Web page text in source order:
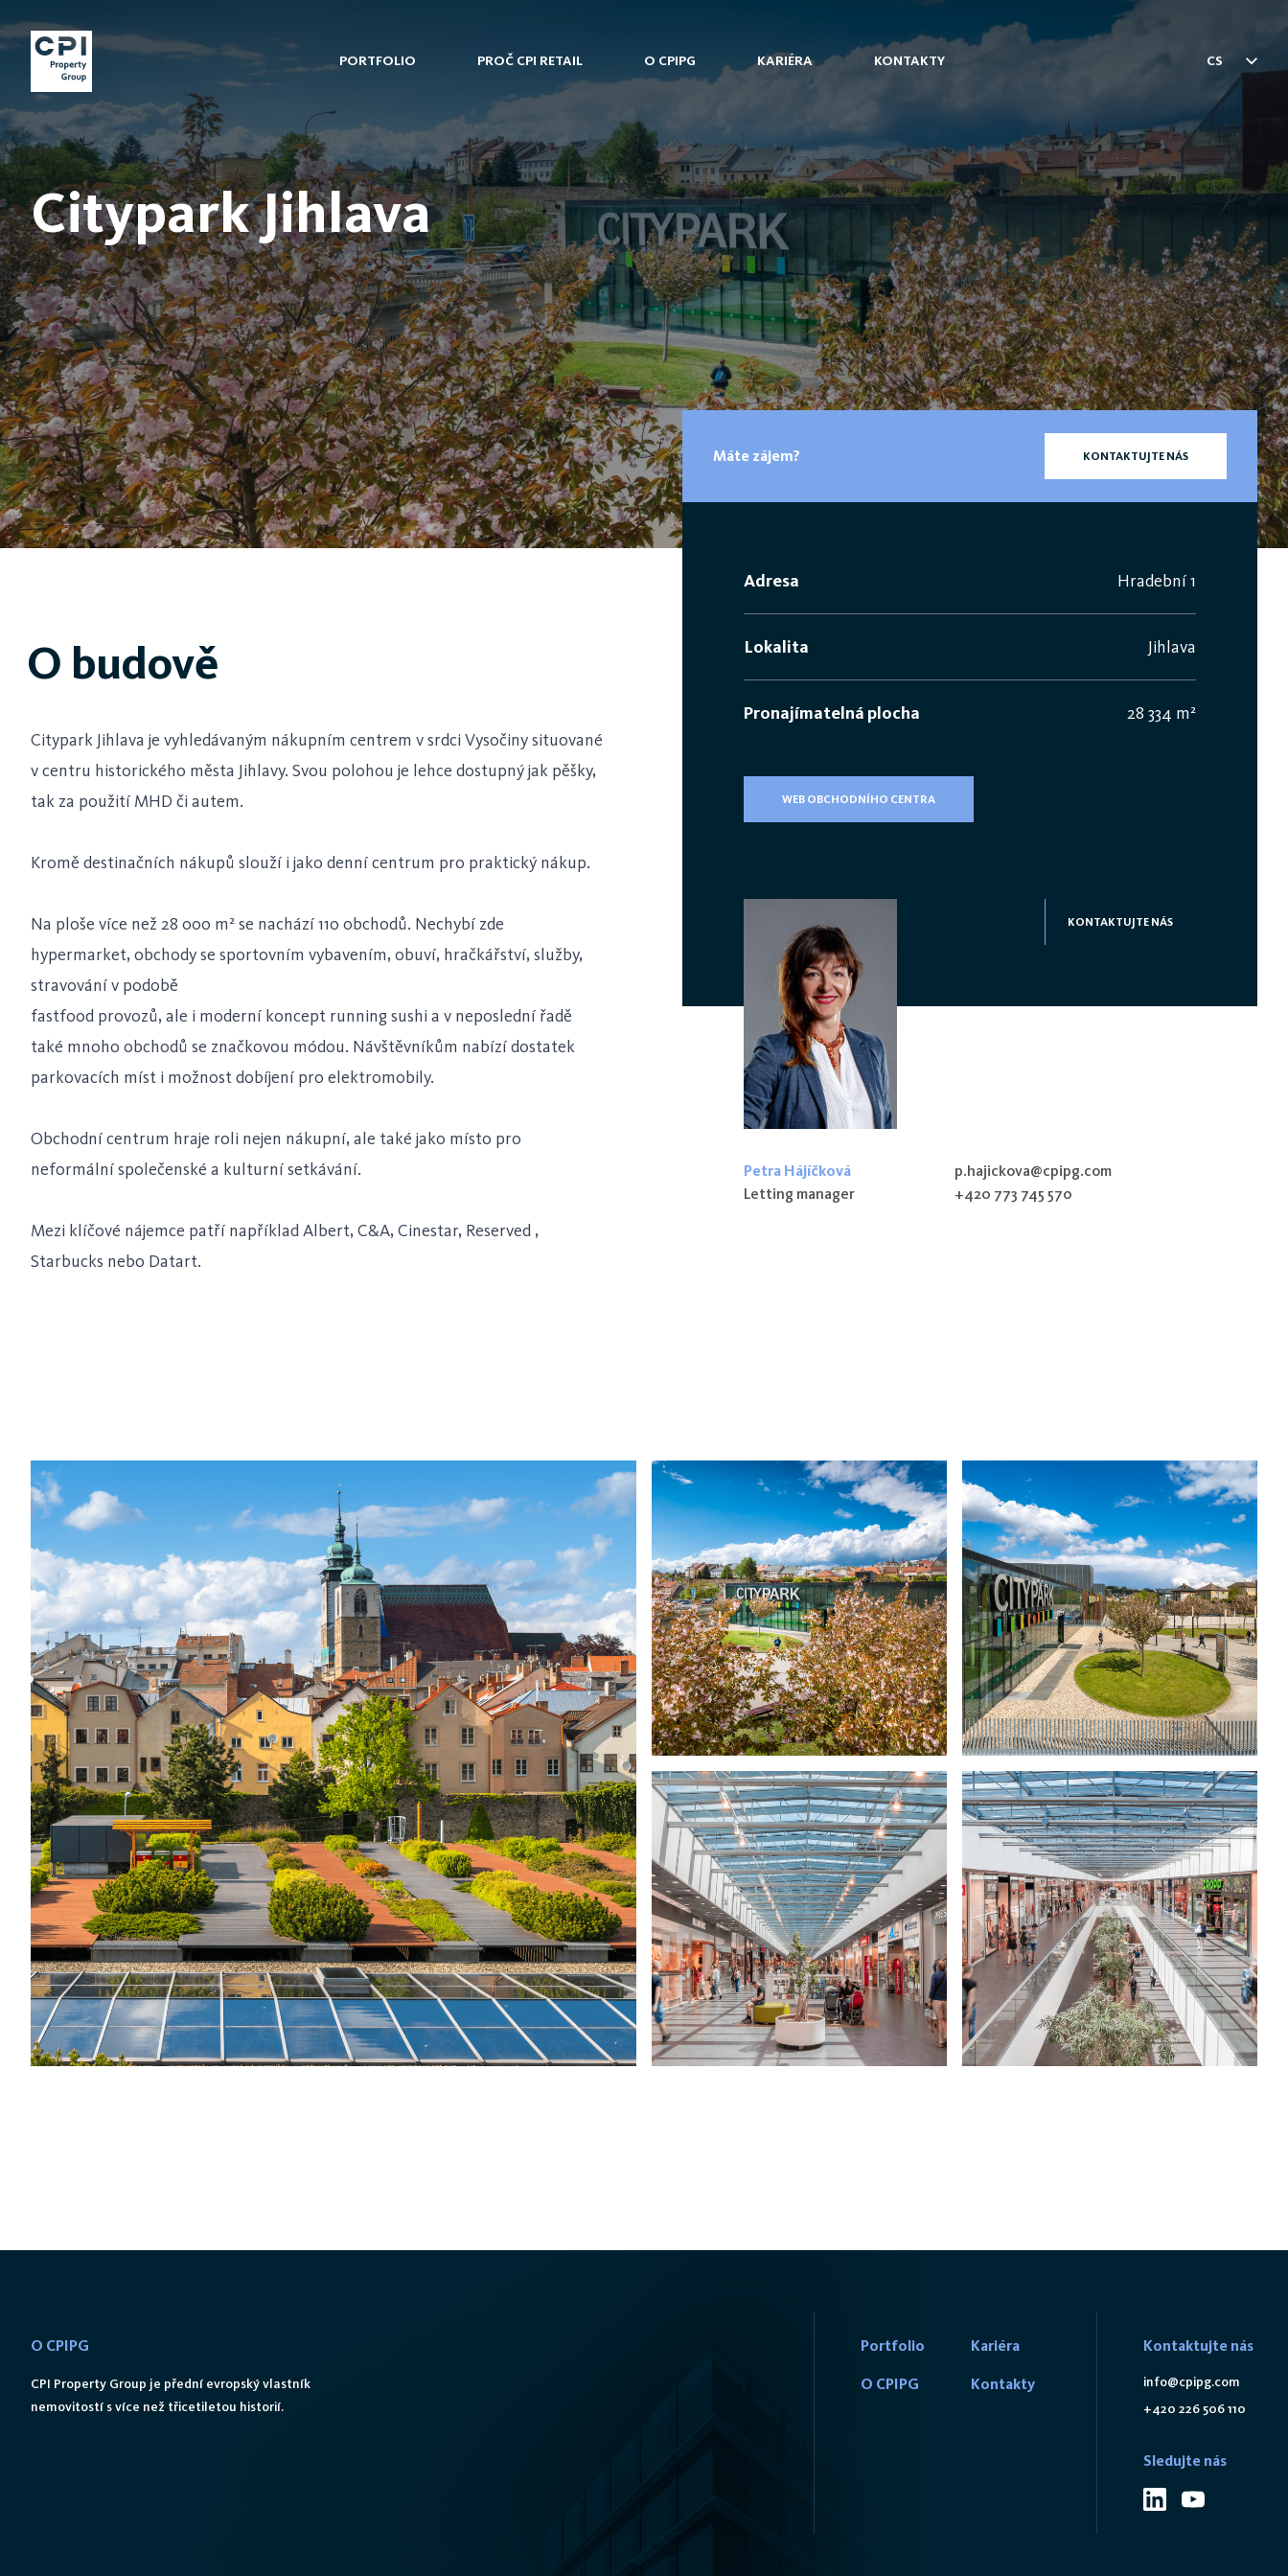
PORTFOLIO PROČ CPI RETAIL O CPIPG KARIÉRA KONTAKTY CS
Citypark Jihlava
O budově
Citypark Jihlava je vyhledávaným nákupním centrem v srdci Vysočiny situované
v centru historického města Jihlavy. Svou polohou je lehce dostupný jak pěšky,
tak za použití MHD či autem.
Kromě destinačních nákupů slouží i jako denní centrum pro praktický nákup.
Na ploše více než 28 000 m² se nachází 110 obchodů. Nechybí zde
hypermarket, obchody se sportovním vybavením, obuví, hračkářství, služby,
stravování v podobě
fastfood provozů, ale i moderní koncept running sushi a v neposlední řadě
také mnoho obchodů se značkovou módou. Návštěvníkům nabízí dostatek
parkovacích míst i možnost dobíjení pro elektromobily.
Obchodní centrum hraje roli nejen nákupní, ale také jako místo pro
neformální společenské a kulturní setkávání.
Mezi klíčové nájemce patří například Albert, C&A, Cinestar, Reserved ,
Starbucks nebo Datart.
Máte zájem? KONTAKTUJTE NÁS
Adresa Hradební 1
Lokalita Jihlava
Pronajímatelná plocha 28 334 m²
WEB OBCHODNÍHO CENTRA
KONTAKTUJTE NÁS
Petra Hájíčková
Letting manager
p.hajickova@cpipg.com
+420 773 745 570
O CPIPG
CPI Property Group je přední evropský vlastník
nemovitostí s více než třicetiletou historií.
Portfolio
O CPIPG
Kariéra
Kontakty
Kontaktujte nás
info@cpipg.com
+420 226 506 110
Sledujte nás